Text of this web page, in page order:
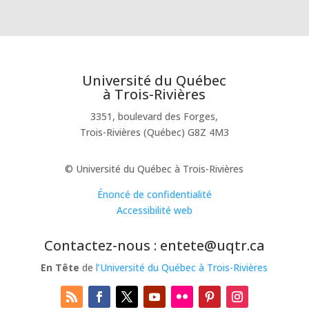
Université du Québec
à Trois-Rivières
3351, boulevard des Forges,
Trois-Rivières (Québec) G8Z 4M3
© Université du Québec à Trois-Rivières
Énoncé de confidentialité
Accessibilité web
Contactez-nous : entete@uqtr.ca
En Tête del’Université du Québec à Trois-Rivières